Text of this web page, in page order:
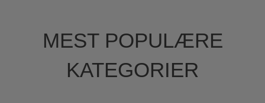
MEST POPULÆRE
KATEGORIER